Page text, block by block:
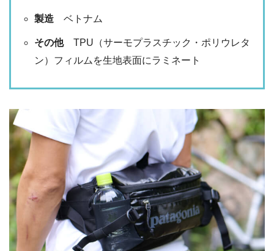
製造 ベトナム
その他TPU（サーモプラスチック・ポリウレタ
ン）フィルムを生地表面にラミネート